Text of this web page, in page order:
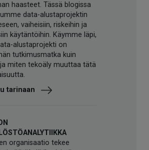
haasteet. Tässä blogissa
data-alustaprojektin
vaiheisiin, riskeihin ja
käytäntöihin. Käymme läpi,
alustaprojekti on
tutkimusmatka kuin
miten tekoäly muuttaa tätä
tarinaan
organisaatio tekee